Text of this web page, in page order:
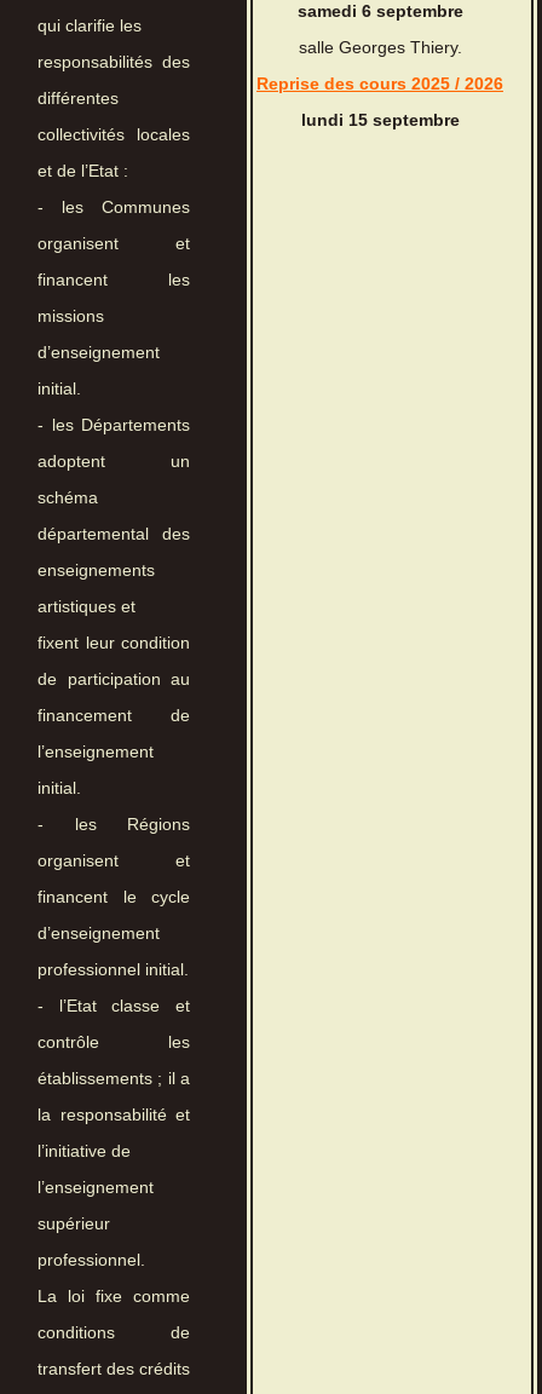
samedi 6 septembre
salle Georges Thiery.
Reprise des cours 2025 / 2026
lundi 15 septembre
qui clarifie les
responsabilités des
différentes
collectivités locales
et de l’Etat :
- les Communes
organisent et
financent les
missions
d’enseignement
initial.
- les Départements
adoptent un
schéma
départemental des
enseignements
artistiques et
fixent leur condition
de participation au
financement de
l’enseignement
initial.
- les Régions
organisent et
financent le cycle
d’enseignement
professionnel initial.
- l’Etat classe et
contrôle les
établissements ; il a
la responsabilité et
l’initiative de
l’enseignement
supérieur
professionnel.
La loi fixe comme
conditions de
transfert des crédits